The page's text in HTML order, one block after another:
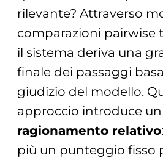
rilevante? Attraverso
comparazioni pairwise
il sistema deriva una
finale dei passaggi
giudizio del modello.
approccio introduce
ragionamento relativo
più un punteggio fisso